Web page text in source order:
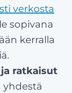
verkosta
sopivana
kerralla
ratkaisut
yhdestä